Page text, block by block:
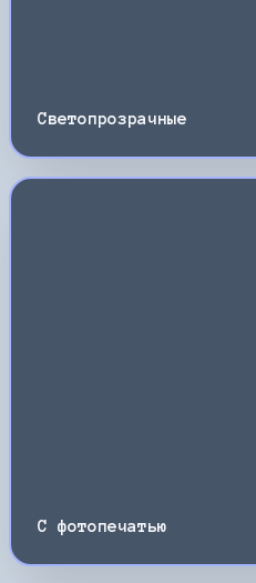
Светопрозрачные
С фотопечатью